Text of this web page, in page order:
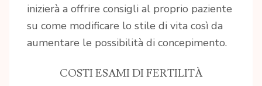
inizierà a offrire consigli al proprio paziente
su come modificare lo stile di vita così da
aumentare le possibilità di concepimento.
COSTI ESAMI DI FERTILITÀ